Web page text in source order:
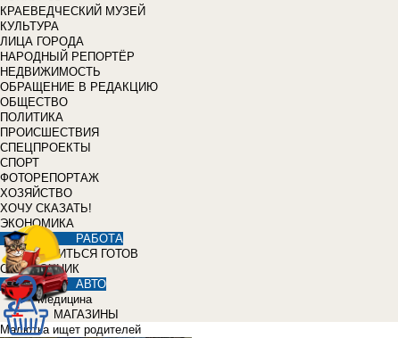
КРАЕВЕДЧЕСКИЙ МУЗЕЙ
КУЛЬТУРА
ЛИЦА ГОРОДА
НАРОДНЫЙ РЕПОРТЁР
НЕДВИЖИМОСТЬ
ОБРАЩЕНИЕ В РЕДАКЦИЮ
ОБЩЕСТВО
ПОЛИТИКА
ПРОИСШЕСТВИЯ
СПЕЦПРОЕКТЫ
СПОРТ
ФОТОРЕПОРТАЖ
ХОЗЯЙСТВО
ХОЧУ СКАЗАТЬ!
ЭКОНОМИКА
РАБОТА
УЧИТЬСЯ ГОТОВ
СПРАВОЧНИК
АВТО
Медицина
МАГАЗИНЫ
Малютка ищет родителей